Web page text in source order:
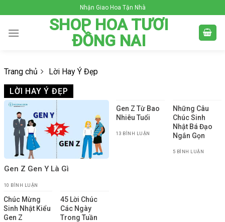
to
content
Nhận Giao Hoa Tận Nhà
SHOP HOA TƯƠI
ĐỒNG NAI
Trang chủ Lời Hay Ý Đẹp
LỜI HAY Ý ĐẸP
Gen Z Gen Y Là Gì
10 BÌNH LUẬN
Gen Z Từ Bao
Nhiêu Tuổi
13 BÌNH LUẬN
Những Câu
Chúc Sinh
Nhật Bá Đạo
Ngắn Gọn
5 BÌNH LUẬN
Chúc Mừng
Sinh Nhật Kiểu
Gen Z
45 Lời Chúc
Các Ngày
Trong Tuần